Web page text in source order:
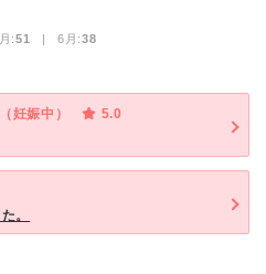
:51 | 6月:38
妊娠中）
5.0
。